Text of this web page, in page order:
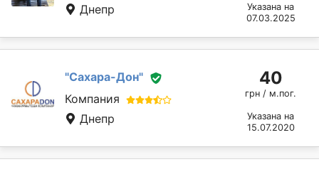
Днепр
Указана на
07.03.2025
"Сахара-Дон"
Компания
Днепр
40
грн / м.пог.
Указана на
15.07.2020